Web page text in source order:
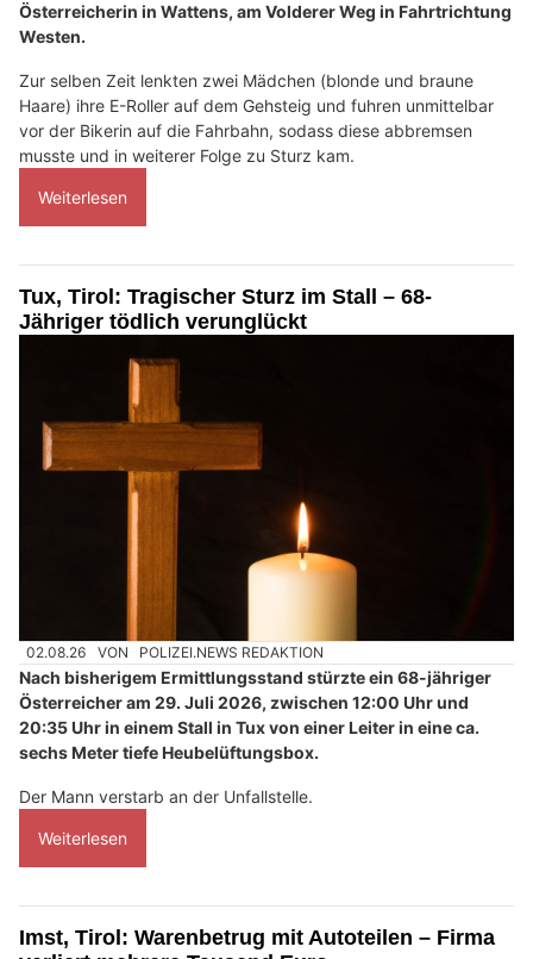
Österreicherin in Wattens, am Volderer Weg in Fahrtrichtung
Westen.
Zur selben Zeit lenkten zwei Mädchen (blonde und braune
Haare) ihre E-Roller auf dem Gehsteig und fuhren unmittelbar
vor der Bikerin auf die Fahrbahn, sodass diese abbremsen
musste und in weiterer Folge zu Sturz kam.
Weiterlesen
Tux, Tirol: Tragischer Sturz im Stall – 68-
Jähriger tödlich verunglückt
02.08.26 VON POLIZEI.NEWS REDAKTION
Nach bisherigem Ermittlungsstand stürzte ein 68-jähriger
Österreicher am 29. Juli 2026, zwischen 12:00 Uhr und
20:35 Uhr in einem Stall in Tux von einer Leiter in eine ca.
sechs Meter tiefe Heubelüftungsbox.
Der Mann verstarb an der Unfallstelle.
Weiterlesen
Imst, Tirol: Warenbetrug mit Autoteilen – Firma